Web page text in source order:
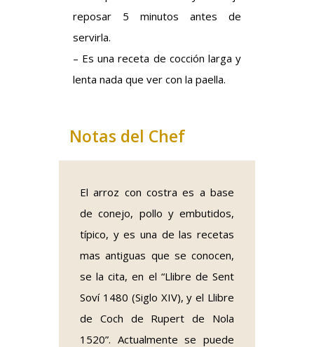
reposar 5 minutos antes de
servirla.
– Es una receta de cocción larga y
lenta nada que ver con la paella.
Notas del Chef
El arroz con costra es a base
de conejo, pollo y embutidos,
típico, y es una de las recetas
mas antiguas que se conocen,
se la cita, en el “Llibre de Sent
Soví1480 (Siglo XIV), y el Llibre
de Coch de Rupert de Nola
1520”. Actualmente se puede